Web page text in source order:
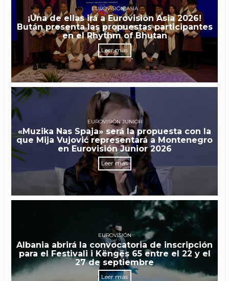
EUROVISIÓN ASIA
¡Una de ellas irá a Eurovisión Asia 2026!
Bután presenta las propuestas participantes
en el Rhythm of Bhutan
Leer más
EUROVISIÓN JUNIOR
«Muzika Nas Spaja» será la propuesta con la
que Mija Vujović representará a Montenegro
en Eurovisión Junior 2026
Leer más
EUROVISIÓN
Albania abrirá la convocatoria de inscripción
para el Festivali i Këngës 65 entre el 22 y el
27 de septiembre
Leer más